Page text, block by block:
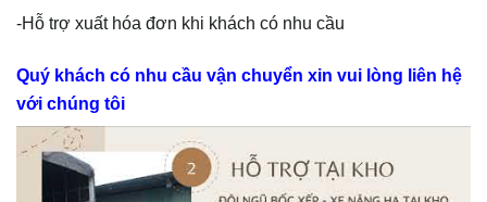
-Hỗ trợ xuất hóa đơn khi khách có nhu cầu
Quý khách có nhu cầu vận chuyển xin vui lòng liên hệ
với chúng tôi